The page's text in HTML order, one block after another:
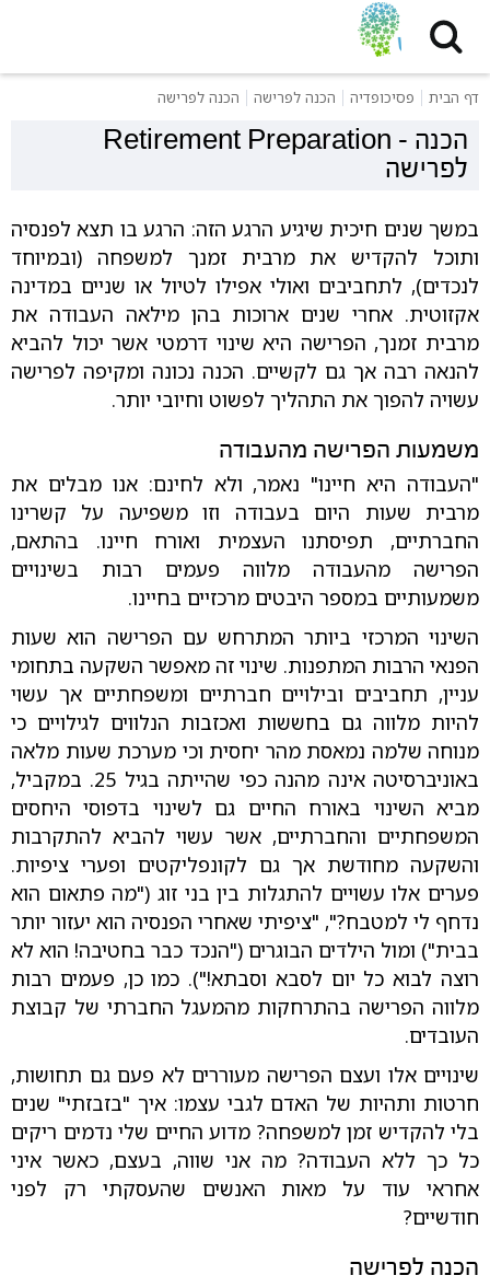
דף הבית פסיכופדיה הכנה לפרישה הכנה לפרישה
Retirement Preparation - הכנה
לפרישה
במשך שנים חיכית שיגיע הרגע הזה: הרגע בו תצא לפנסיה
ותוכל להקדיש את מרבית זמנך למשפחה (ובמיוחד
לנכדים), לתחביבים ואולי אפילו לטיול או שניים במדינה
אקזוטית. אחרי שנים ארוכות בהן מילאה העבודה את
מרבית זמנך, הפרישה היא שינוי דרמטי אשר יכול להביא
להנאה רבה אך גם לקשיים. הכנה נכונה ומקיפה לפרישה
עשויה להפוך את התהליך לפשוט וחיובי יותר.
משמעות הפרישה מהעבודה
"העבודה היא חיינו" נאמר, ולא לחינם: אנו מבלים את
מרבית שעות היום בעבודה וזו משפיעה על קשרינו
החברתיים, תפיסתנו העצמית ואורח חיינו. בהתאם,
הפרישה מהעבודה מלווה פעמים רבות בשינויים
משמעותיים במספר היבטים מרכזיים בחיינו.
השינוי המרכזי ביותר המתרחש עם הפרישה הוא שעות
הפנאי הרבות המתפנות. שינוי זה מאפשר השקעה בתחומי
עניין, תחביבים ובילויים חברתיים ומשפחתיים אך עשוי
להיות מלווה גם בחששות ואכזבות הנלווים לגילויים כי
מנוחה שלמה נמאסת מהר יחסית וכי מערכת שעות מלאה
באוניברסיטה אינה מהנה כפי שהייתה בגיל 25. במקביל,
מביא השינוי באורח החיים גם לשינוי בדפוסי היחסים
המשפחתיים והחברתיים, אשר עשוי להביא להתקרבות
והשקעה מחודשת אך גם לקונפליקטים ופערי ציפיות.
פערים אלו עשויים להתגלות בין בני זוג ("מה פתאום הוא
נדחף לי למטבח?", "ציפיתי שאחרי הפנסיה הוא יעזור יותר
בבית") ומול הילדים הבוגרים ("הנכד כבר בחטיבה! הוא לא
רוצה לבוא כל יום לסבא וסבתא!"). כמו כן, פעמים רבות
מלווה הפרישה בהתרחקות מהמעגל החברתי של קבוצת
העובדים.
שינויים אלו ועצם הפרישה מעוררים לא פעם גם תחושות,
חרטות ותהיות של האדם לגבי עצמו: איך "בזבזתי" שנים
בלי להקדיש זמן למשפחה? מדוע החיים שלי נדמים ריקים
כל כך ללא העבודה? מה אני שווה, בעצם, כאשר איני
אחראי עוד על מאות האנשים שהעסקתי רק לפני
חודשיים?
הכנה לפרישה